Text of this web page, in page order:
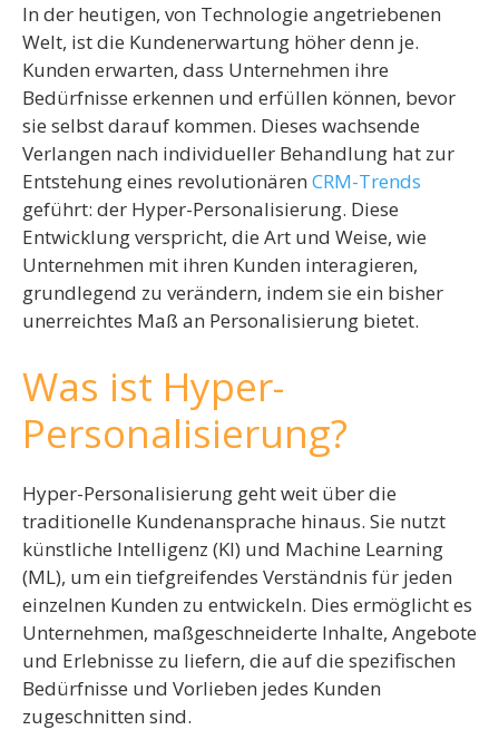
In der heutigen, von Technologie angetriebenen
Welt, ist die Kundenerwartung höher denn je.
Kunden erwarten, dass Unternehmen ihre
Bedürfnisse erkennen und erfüllen können, bevor
sie selbst darauf kommen. Dieses wachsende
Verlangen nach individueller Behandlung hat zur
Entstehung eines revolutionären CRM-Trends
geführt: der Hyper-Personalisierung. Diese
Entwicklung verspricht, die Art und Weise, wie
Unternehmen mit ihren Kunden interagieren,
grundlegend zu verändern, indem sie ein bisher
unerreichtes Maß an Personalisierung bietet.
Was ist Hyper-
Personalisierung?
Hyper-Personalisierung geht weit über die
traditionelle Kundenansprache hinaus. Sie nutzt
künstliche Intelligenz (KI) und Machine Learning
(ML), um ein tiefgreifendes Verständnis für jeden
einzelnen Kunden zu entwickeln. Dies ermöglicht es
Unternehmen, maßgeschneiderte Inhalte, Angebote
und Erlebnisse zu liefern, die auf die spezifischen
Bedürfnisse und Vorlieben jedes Kunden
zugeschnitten sind.